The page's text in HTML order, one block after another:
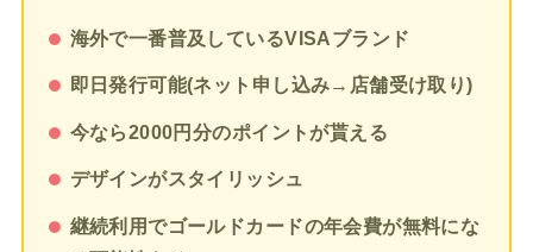
海外で一番普及しているVISAブランド
即日発行可能(ネット申し込み→店舗受け取り)
今なら2000円分のポイントが貰える
デザインがスタイリッシュ
継続利用でゴールドカードの年会費が無料にな